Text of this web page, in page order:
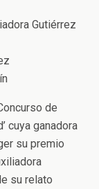
Gutiérrez
de
cuya ganadora
su premio
su relato